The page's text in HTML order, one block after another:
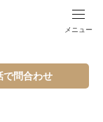
で問合わせ
メニュー